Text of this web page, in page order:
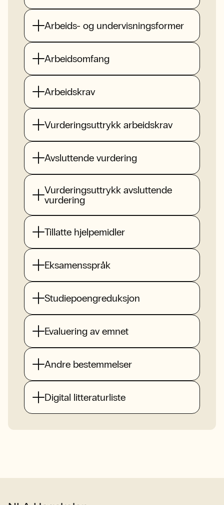
Arbeids- og undervisningsformer
Arbeidsomfang
Arbeidskrav
Vurderingsuttrykk arbeidskrav
Avsluttende vurdering
Vurderingsuttrykk avsluttende
vurdering
Tillatte hjelpemidler
Eksamensspråk
Studiepoengreduksjon
Evaluering av emnet
Andre bestemmelser
Digital litteraturliste